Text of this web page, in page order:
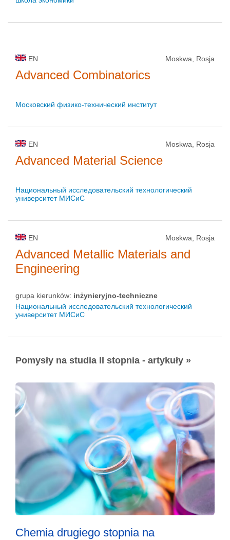
EN Moskwa, Rosja
Advanced Combinatorics
Московский физико-технический институт
EN Moskwa, Rosja
Advanced Material Science
Национальный исследовательский технологический
университет МИСиС
EN Moskwa, Rosja
Advanced Metallic Materials and
Engineering
grupa kierunków: inżynieryjno-techniczne
Национальный исследовательский технологический
университет МИСиС
Pomysły na studia II stopnia - artykuły »
Chemia drugiego stopnia na